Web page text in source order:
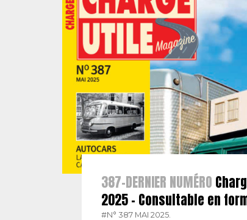
387-DERNIER NUMÉRO
2025 – Consultable en
#N° 387 MAI 2025.